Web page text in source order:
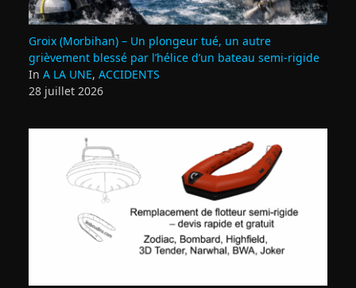
Groix (Morbihan) – Un plongeur tué, un autre
grièvement blessé par l’hélice d’un bateau semi-rigide
In A LA UNE, ACCIDENTS
28 juillet 2026